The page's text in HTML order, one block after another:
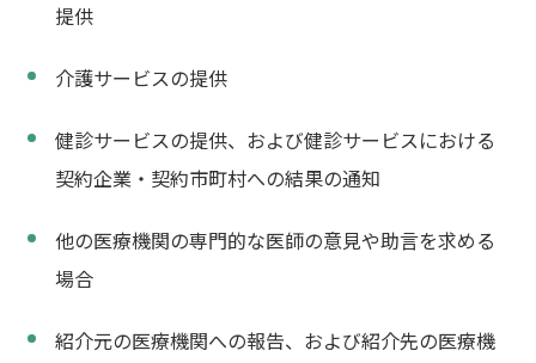
提供
介護サービスの提供
健診サービスの提供、および健診サービスにおける
契約企業・契約市町村への結果の通知
他の医療機関の専門的な医師の意見や助言を求める
場合
紹介元の医療機関への報告、および紹介先の医療機